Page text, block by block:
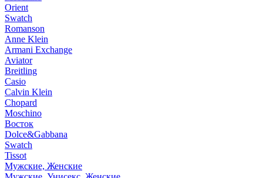
Orient
Swatch
Romanson
Anne Klein
Armani Exchange
Aviator
Breitling
Casio
Calvin Klein
Chopard
Moschino
Восток
Dolce&Gabbana
Swatch
Tissot
Мужские, Женские